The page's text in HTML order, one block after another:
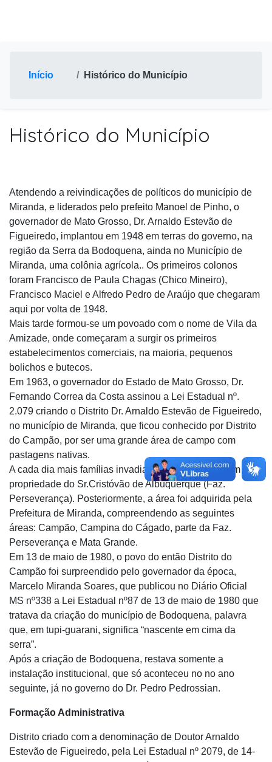
Início Histórico do Município
Histórico do Município
Atendendo a reivindicações de políticos do município de
Miranda, e liderados pelo prefeito Manoel de Pinho, o
governador de Mato Grosso, Dr. Arnaldo Estevão de
Figueiredo, implantou em 1948 em terras do governo, na
região da Serra da Bodoquena, ainda no Município de
Miranda, uma colônia agrícola.. Os primeiros colonos
foram Francisco de Paula Chagas (Chico Mineiro),
Francisco Maciel e Alfredo Pedro de Araújo que chegaram
aqui por volta de 1948.
Mais tarde formou-se um povoado com o nome de Vila da
Amizade, onde começaram a surgir os primeiros
estabelecimentos comerciais, na maioria, pequenos
bolichos e butecos.
Em 1963, o governador do Estado de Mato Grosso, Dr.
Fernando Correa da Costa assinou a Lei Estadual nº.
2.079 criando o Distrito Dr. Arnaldo Estevão de Figueiredo,
no município de Miranda, que ficou conhecido por Distrito
do Campão, por ser uma grande área de campo com
pastagens nativas.
A cada dia mais famílias invadiam as terras, que eram de
propriedade do Sr.Cristóvão de Albuquerque (Faz.
Perseverança). Posteriormente, a área foi adquirida pela
Prefeitura de Miranda, compreendendo as seguintes
áreas: Campão, Campina do Cágado, parte da Faz.
Perseverança e Mata Grande.
Em 13 de maio de 1980, o povo do então Distrito do
Campão foi surpreendido pelo governador da época,
Marcelo Miranda Soares, que publicou no Diário Oficial
MS nº338 a Lei Estadual nº87 de 13 de maio de 1980 que
tratava da criação do município de Bodoquena, palavra
que, em tupi-guarani, significa “nascente em cima da
serra”.
Após a criação de Bodoquena, restava somente a
instalação institucional, que só aconteceu no no ano
seguinte, já no governo do Dr. Pedro Pedrossian.
Formação Administrativa
Distrito criado com a denominação de Doutor Arnaldo
Estevão de Figueiredo, pela Lei Estadual nº 2079, de 14-